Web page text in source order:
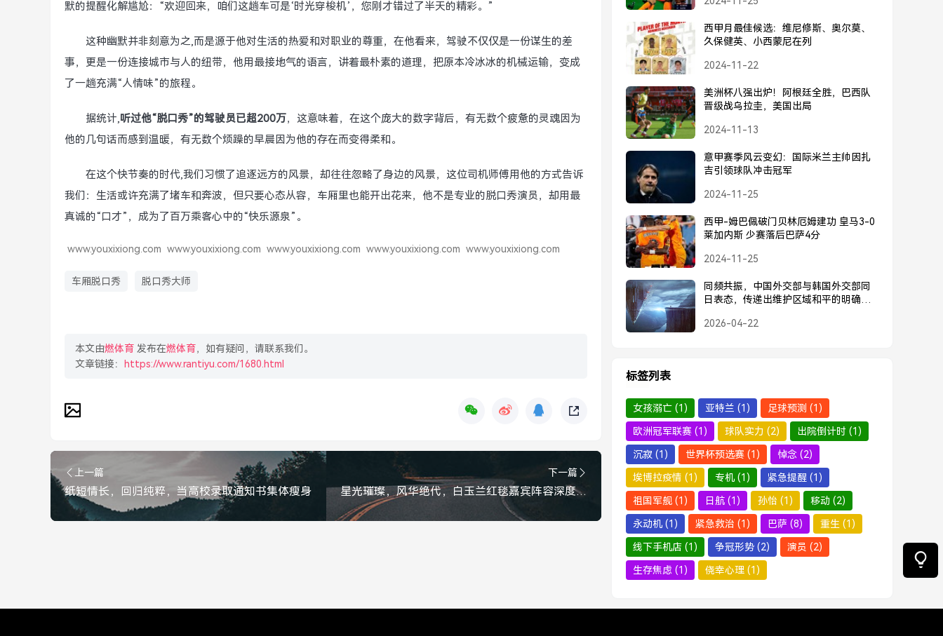
默的提醒化解尴尬：“欢迎回来，咱们这趟车可是‘时光穿梭机’，您刚才错过了半天的精彩。”
这种幽默并非刻意为之,而是源于他对生活的热爱和对职业的尊重，在他看来，驾驶不仅仅是一份谋生的差
事，更是一份连接城市与人的纽带，他用最接地气的语言，讲着最朴素的道理，把原本冷冰冰的机械运输，变成
了一趟充满“人情味”的旅程。
据统计,听过他“脱口秀”的驾驶员已超200万，这意味着，在这个庞大的数字背后，有无数个疲惫的灵魂因为
他的几句话而感到温暖，有无数个烦躁的早晨因为他的存在而变得柔和。
在这个快节奏的时代,我们习惯了追逐远方的风景，却往往忽略了身边的风景，这位司机师傅用他的方式告诉
我们：生活或许充满了堵车和奔波，但只要心态从容，车厢里也能开出花来，他不是专业的脱口秀演员，却用最
真诚的“口才”，成为了百万乘客心中的“快乐源泉”。
www.youxixiong.com www.youxixiong.com www.youxixiong.com www.youxixiong.com www.youxixiong.com
车厢脱口秀 脱口秀大师
本文由燃体育 发布在燃体育，如有疑问，请联系我们。
文章链接：
https://www.rantiyu.com/1680.html
上一篇
纸短情长，回归纯粹，当高校录取通知书集体瘦身
下一篇
星光璀璨，风华绝代，白玉兰红毯嘉宾阵容深度解读，白玉兰红毯嘉宾阵容深度解读，星光璀璨，风华绝代
西甲月最佳候选：维尼修斯、奥尔莫、
久保健英、小西蒙尼在列
2024-11-22
美洲杯八强出炉！阿根廷全胜，巴西队
晋级战乌拉圭，美国出局
2024-11-13
意甲赛季风云变幻：国际米兰主帅因扎
吉引领球队冲击冠军
2024-11-25
西甲-姆巴佩破门贝林厄姆建功 皇马3-0
莱加内斯 少赛落后巴萨4分
2024-11-25
同频共振，中国外交部与韩国外交部同
日表态，传递出维护区域和平的明确信
域和平明确信号
2026-04-22
标签列表
女孩溺亡 (1) 亚特兰 (1) 足球预测 (1)
欧洲冠军联赛 (1) 球队实力 (2) 出院倒计时 (1)
沉寂 (1) 世界杯预选赛 (1) 悼念 (2)
埃博拉疫情 (1) 专机 (1) 紧急提醒 (1)
祖国军舰 (1) 日航 (1) 孙怡 (1) 移动 (2)
永动机 (1) 紧急救治 (1) 巴萨 (8) 重生 (1)
线下手机店 (1) 争冠形势 (2) 演员 (2)
生存焦虑 (1) 侥幸心理 (1)